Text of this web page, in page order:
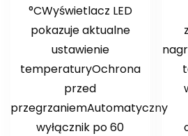
°CWyświetlacz LED
pokazuje aktualne
ustawienie
temperaturyOchrona
przed
przegrzaniemAutomatyczny
wyłącznik po 60